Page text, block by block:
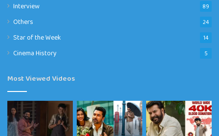
Interview 89
Others 24
Star of the Week 14
Cinema History 5
Most Viewed Videos